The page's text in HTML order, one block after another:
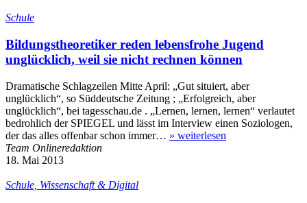
Schule
Bildungstheoretiker reden lebensfrohe Jugend
unglücklich, weil sie nicht rechnen können
Dramatische Schlagzeilen Mitte April: „Gut situiert, aber
unglücklich“, so Süddeutsche Zeitung ; „Erfolgreich, aber
unglücklich“, bei tagesschau.de . „Lernen, lernen, lernen“ verlautet
bedrohlich der SPIEGEL und lässt im Interview einen Soziologen,
der das alles offenbar schon immer… » weiterlesen
Team Onlineredaktion
18. Mai 2013
Schule, Wissenschaft & Digital